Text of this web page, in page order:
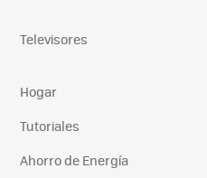
Televisores
Hogar
Tutoriales
Ahorro de Energía